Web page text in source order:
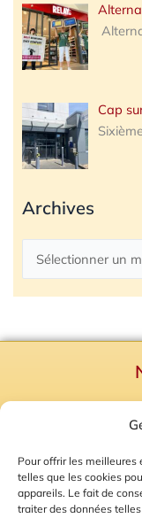
Pour offrir les meilleures
telles que les cookies
appareils. Le fait de
traiter des données
Cap
Archives
Mentions